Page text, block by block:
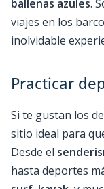
ballenas azules.
viajes en los
inolvidable
Practicar
Si te gustan los
sitio ideal para
Desde el
hasta deportes